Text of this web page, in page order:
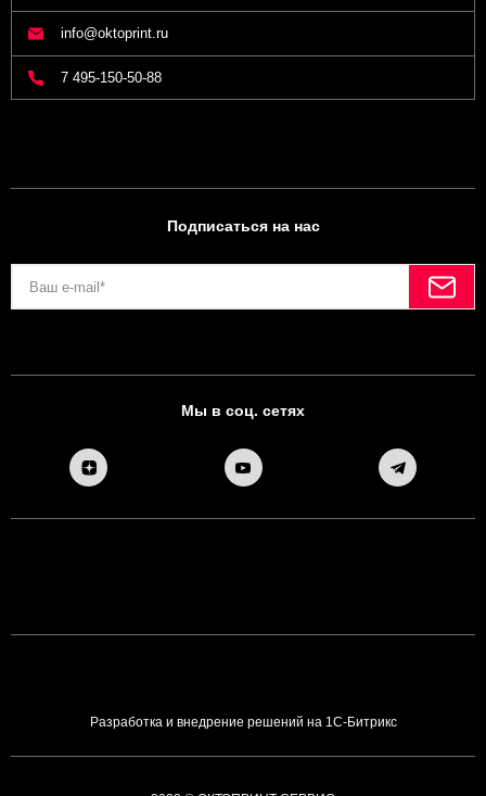
info@oktoprint.ru
7 495-150-50-88
Подписаться на нас
Мы в соц. сетях
Разработка и внедрение решений на 1С-Битрикс